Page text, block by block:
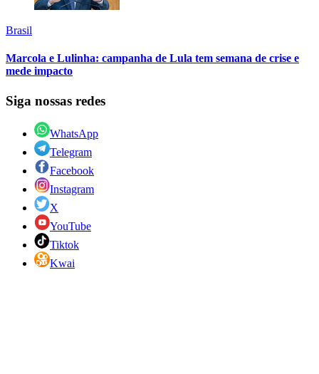
Brasil
Marcola e Lulinha: campanha de Lula tem semana de crise e
mede impacto
Siga nossas redes
WhatsApp
Telegram
Facebook
Instagram
X
YouTube
Tiktok
Kwai